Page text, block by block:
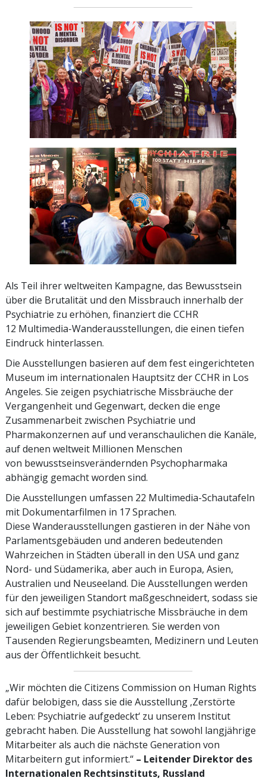
Als Teil ihrer weltweiten Kampagne, das Bewusstsein
über die Brutalität und den Missbrauch innerhalb der
Psychiatrie zu erhöhen, finanziert die CCHR
12 Multimedia-Wanderausstellungen, die einen tiefen
Eindruck hinterlassen.
Die Ausstellungen basieren auf dem fest eingerichteten
Museum im internationalen Hauptsitz der CCHR in Los
Angeles. Sie zeigen psychiatrische Missbräuche der
Vergangenheit und Gegenwart, decken die enge
Zusammenarbeit zwischen Psychiatrie und
Pharmakonzernen auf und veranschaulichen die Kanäle,
auf denen weltweit Millionen Menschen
von bewusstseinsverändernden Psycho­pharmaka
abhängig gemacht worden sind.
Die Ausstellungen umfassen 22 Multimedia-Schautafeln
mit Dokumentarfilmen in 17 Sprachen.
Diese Wanderausstellungen gastieren in der Nähe von
Parlamentsgebäuden und anderen bedeutenden
Wahrzeichen in Städten überall in den USA und ganz
Nord- und Südamerika, aber auch in Europa, Asien,
Australien und Neuseeland. Die Ausstellungen werden
für den jeweiligen Standort maßgeschneidert, sodass sie
sich auf bestimmte psychiatrische Missbräuche in dem
jeweiligen Gebiet konzentrieren. Sie werden von
Tausenden Regierungs­beamten, Medizinern und Leuten
aus der Öffentlichkeit besucht.
„Wir möchten die Citizens Commission on Human Rights
dafür belobigen, dass sie die Ausstellung ‚Zerstörte
Leben: Psychiatrie aufgedeckt‘ zu unserem Institut
gebracht haben. Die Ausstellung hat sowohl langjährige
Mitarbeiter als auch die nächste Generation von
Mitarbeitern gut informiert.“ – Leitender Direktor des
Internationalen Rechtsinstituts, Russland